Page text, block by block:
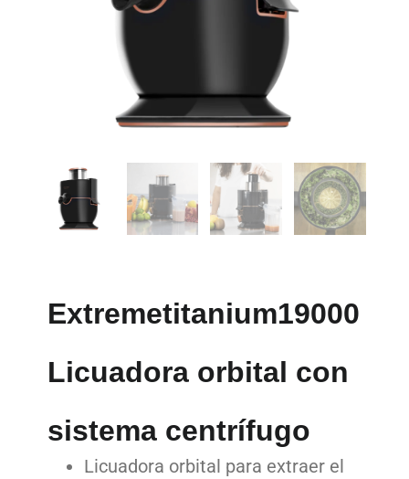
Extremetitanium19000
Licuadora orbital con
sistema centrífugo
Licuadora orbital para extraer el